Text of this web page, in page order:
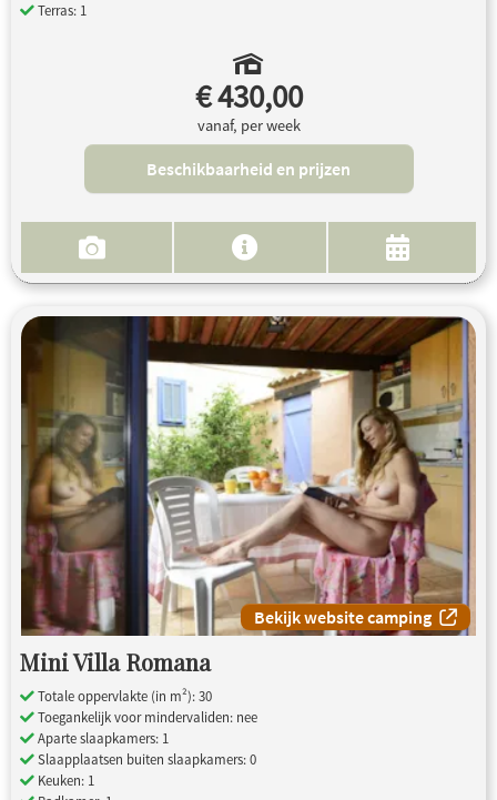
Terras: 1
€ 430,00
vanaf, per week
Beschikbaarheid en prijzen
Bekijk website camping
Mini Villa Romana
Totale oppervlakte (in m²): 30
Toegankelijk voor mindervaliden: nee
Aparte slaapkamers: 1
Slaapplaatsen buiten slaapkamers: 0
Keuken: 1